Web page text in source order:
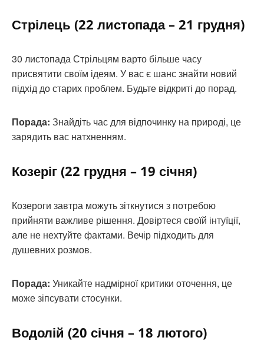
Стрілець (22 листопада – 21 грудня)
30 листопада Стрільцям варто більше часу
присвятити своїм ідеям. У вас є шанс знайти новий
підхід до старих проблем. Будьте відкриті до порад.
Порада: Знайдіть час для відпочинку на природі, це
зарядить вас натхненням.
Козеріг (22 грудня – 19 січня)
Козероги завтра можуть зіткнутися з потребою
прийняти важливе рішення. Довіртеся своїй інтуїції,
але не нехтуйте фактами. Вечір підходить для
душевних розмов.
Порада: Уникайте надмірної критики оточення, це
може зіпсувати стосунки.
Водолій (20 січня – 18 лютого)